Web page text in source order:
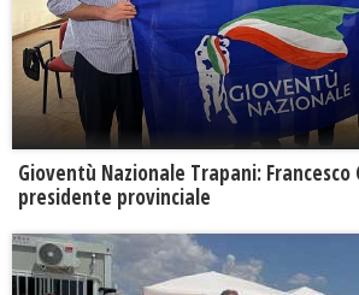
Gioventù Nazionale Trapani:
presidente provinciale